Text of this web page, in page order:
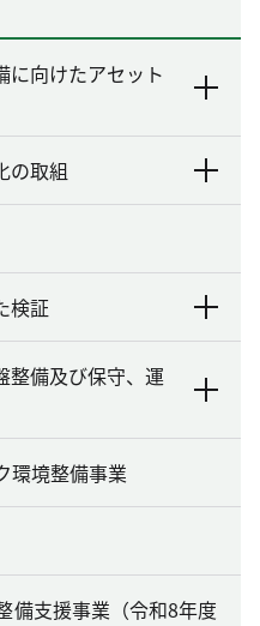
に向けたアセット
の取組
検証
整備及び保守、運
環境整備事業
備支援事業（令和8年度